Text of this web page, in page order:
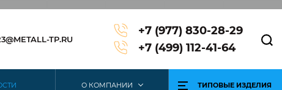
TP.RU
+7 (977) 830-28-29
+7 (499) 112-41-64
О КОМПАНИИ ТИПОВЫЕ ИЗДЕЛИЯ